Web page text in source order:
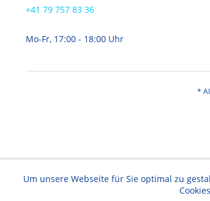
+41 79 757 83 36
Mo-Fr, 17:00 - 18:00 Uhr
*
Um unsere Webseite für Sie optimal zu